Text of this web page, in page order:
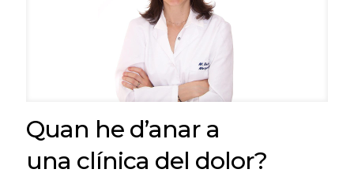
Quan he d’anar a
una clínica del dolor?